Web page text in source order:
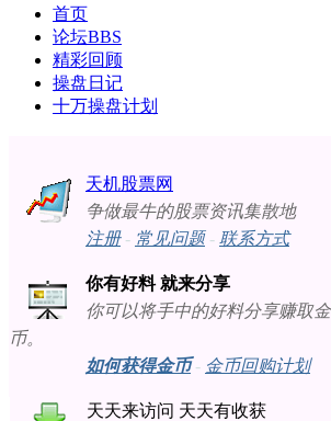
首页
论坛BBS
精彩回顾
操盘日记
十万操盘计划
天机股票网
争做最牛的股票资讯集散地
注册- 常见问题- 联系方式
你有好料 就来分享
你可以将手中的好料分享赚取金
币。
如何获得金币- 金币回购计划
天天来访问 天天有收获